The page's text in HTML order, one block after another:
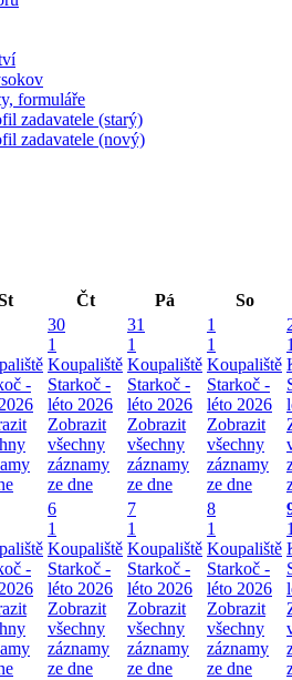
formuláře
zadavatele (starý)
zadavatele (nový)
Čt Pá
So
-
30
1
Koupaliště
Starkoč -
léto 2026
Zobrazit
všechny
záznamy
ze dne
31
1
Koupaliště
Starkoč -
léto 2026
Zobrazit
všechny
záznamy
ze dne
1
1
Koupaliště
Starkoč -
léto 2026
Zobrazit
všechny
záznamy
ze dne
-
6
1
Koupaliště
Starkoč -
léto 2026
Zobrazit
všechny
záznamy
ze dne
7
1
Koupaliště
Starkoč -
léto 2026
Zobrazit
všechny
záznamy
ze dne
8
1
Koupaliště
Starkoč -
léto 2026
Zobrazit
všechny
záznamy
ze dne